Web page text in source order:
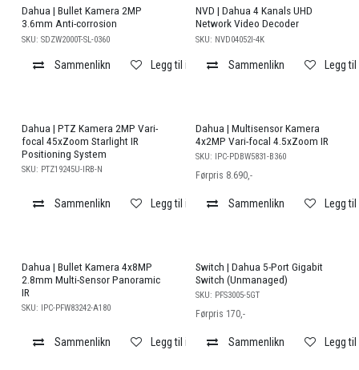
Dahua | Bullet Kamera 2MP
3.6mm Anti-corrosion
SKU: SDZW2000T-SL-0360
Sammenlikn Legg til i ønskeliste
NVD | Dahua 4 Kanals UHD
Network Video Decoder
SKU: NVD04052I-4K
Sammenlikn Legg
Dahua | PTZ Kamera 2MP Vari-
focal 45xZoom Starlight IR
Positioning System
SKU: PTZ19245U-IRB-N
Sammenlikn Legg til i ønskeliste
Salg
Dahua | Multisensor Kamera
4x2MP Vari-focal 4.5xZoom IR
SKU: IPC-PDBW5831-B360
Førpris 8.690,-
Sammenlikn Legg
Dahua | Bullet Kamera 4x8MP
2.8mm Multi-Sensor Panoramic
IR
SKU: IPC-PFW83242-A180
Sammenlikn Legg til i ønskeliste
Salg
Switch | Dahua 5-Port Gigabit
Switch (Unmanaged)
SKU: PFS3005-5GT
Førpris 170,-
Sammenlikn Legg